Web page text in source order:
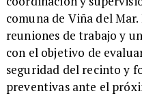
comuna de Viña del
reuniones de trabajo y
con el objetivo de
seguridad del recinto y
preventivas ante el